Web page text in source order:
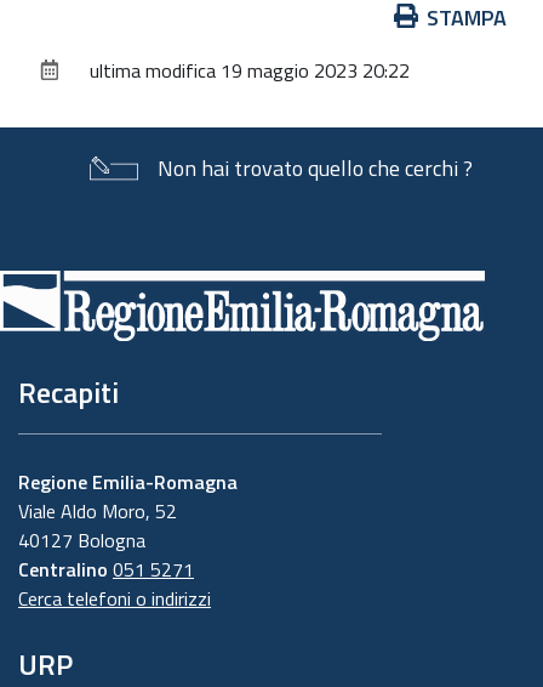
documento
STAMPA
ultima modifica 19 maggio 2023 20:22
Non hai trovato quello che cerchi ?
di
pagina
Recapiti
Regione Emilia-Romagna
Viale Aldo Moro, 52
40127 Bologna
Centralino 051 5271
Cerca telefoni o indirizzi
URP